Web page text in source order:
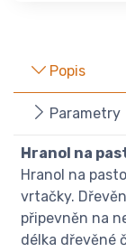
Popis
Parametry
Hranol na
Hranol na
vrtačky.
připevněn na
délka dřevěné